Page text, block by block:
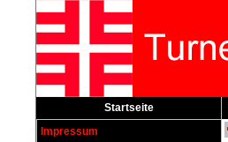
Startseite
Impressum